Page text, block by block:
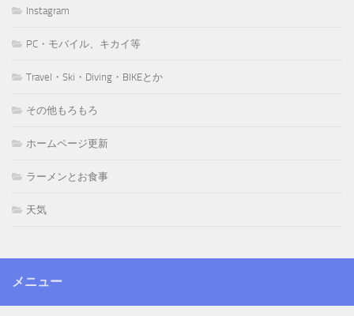
Instagram
PC・モバイル、キカイ等
Travel・Ski・Diving・BIKEとか
その他もろもろ
ホームページ更新
ラーメンとお食事
天気
メニュー